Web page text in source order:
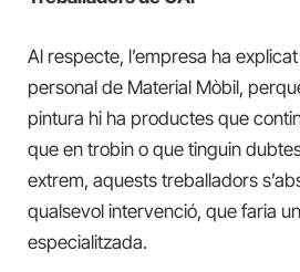
Al respecte, l’empresa ha
personal de Material Mòbil,
pintura hi ha productes que
que en trobin o que tinguin
extrem, aquests treballadors
qualsevol intervenció, que faria
especialitzada.